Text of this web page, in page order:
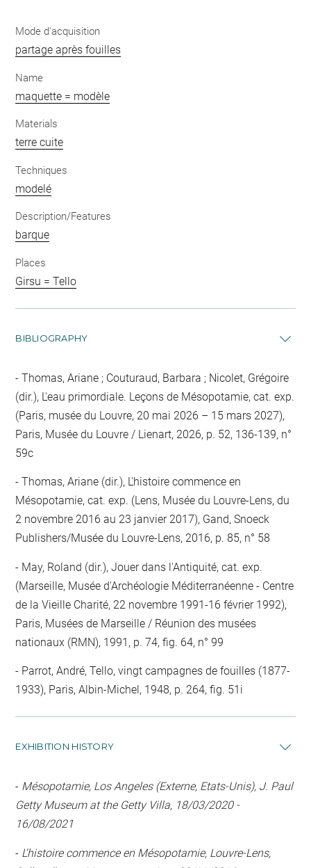
Mode d'acquisition
partage après fouilles
Name
maquette = modèle
Materials
terre cuite
Techniques
modelé
Description/Features
barque
Places
Girsu = Tello
BIBLIOGRAPHY
Thomas, Ariane ; Couturaud, Barbara ; Nicolet, Grégoire
(dir.), L'eau primordiale. Leçons de Mésopotamie, cat. exp.
(Paris, musée du Louvre, 20 mai 2026 – 15 mars 2027),
Paris, Musée du Louvre / Lienart, 2026, p. 52, 136-139, n°
59c
Thomas, Ariane (dir.), L'histoire commence en
Mésopotamie, cat. exp. (Lens, Musée du Louvre-Lens, du
2 novembre 2016 au 23 janvier 2017), Gand, Snoeck
Publishers/Musée du Louvre-Lens, 2016, p. 85, n° 58
May, Roland (dir.), Jouer dans l'Antiquité, cat. exp.
(Marseille, Musée d'Archéologie Méditerranéenne - Centre
de la Vieille Charité, 22 novembre 1991-16 février 1992),
Paris, Musées de Marseille / Réunion des musées
nationaux (RMN), 1991, p. 74, fig. 64, n° 99
Parrot, André, Tello, vingt campagnes de fouilles (1877-
1933), Paris, Albin-Michel, 1948, p. 264, fig. 51i
EXHIBITION HISTORY
- Mésopotamie, Los Angeles (Externe, Etats-Unis), J. Paul
Getty Museum at the Getty Villa, 18/03/2020 -
16/08/2021
- L'histoire commence en Mésopotamie, Louvre-Lens,